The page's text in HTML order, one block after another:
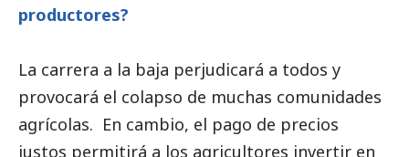
productores?
La carrera a la baja perjudicará a todos y
provocará el colapso de muchas comunidades
agrícolas. En cambio, el pago de precios
justos permitirá a los agricultores invertir en